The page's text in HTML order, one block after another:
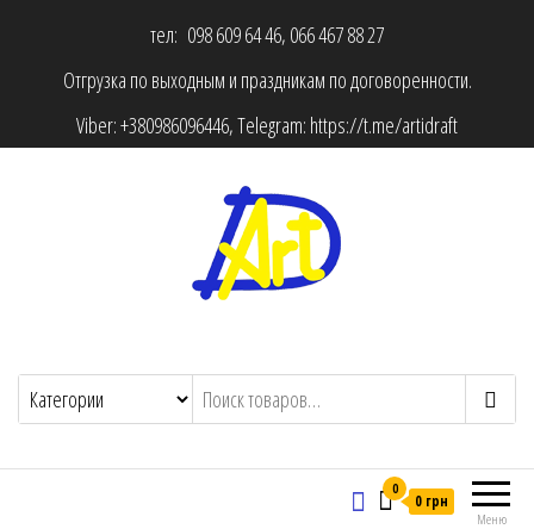
тел: 098 609 64 46, 066 467 88 27
Отгрузка по выходным и праздникам по договоренности.
Viber:+380986096446, Telegram: https://t.me/artidraft
Меню
0
0 грн